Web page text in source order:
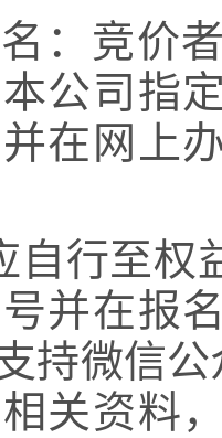
：竞价
公司指
在网上
自行至权
并在报
持微信
关资料